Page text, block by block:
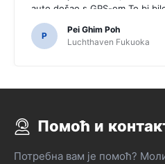
auto došao s GPS-om.To bi
da smo odlučili kupiti GPS kao
bilo potrebno za navigaciju
puteva.
P
Pei Ghim Poh
Luchthaven Fukuoka
Помоћ и
Потребна вам је помоћ?